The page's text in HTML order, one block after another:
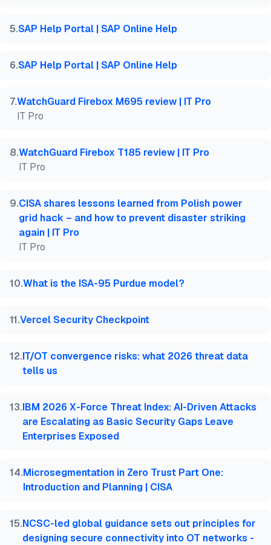
5.SAP Help Portal | SAP Online Help
6.SAP Help Portal | SAP Online Help
7.WatchGuard Firebox M695 review | IT Pro
IT Pro
8.WatchGuard Firebox T185 review | IT Pro
IT Pro
9.CISA shares lessons learned from Polish power
grid hack – and how to prevent disaster striking
again | IT Pro
IT Pro
10.What is the ISA-95 Purdue model?
11.Vercel Security Checkpoint
12.IT/OT convergence risks: what 2026 threat data
tells us
13.IBM 2026 X-Force Threat Index: AI-Driven Attacks
are Escalating as Basic Security Gaps Leave
Enterprises Exposed
14.Microsegmentation in Zero Trust Part One:
Introduction and Planning | CISA
15.NCSC-led global guidance sets out principles for
designing secure connectivity into OT networks -